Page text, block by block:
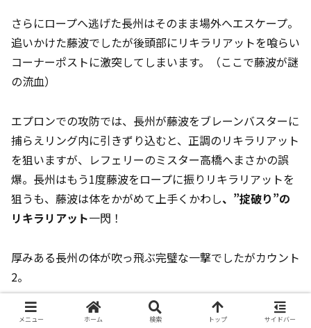
さらにロープへ逃げた長州はそのまま場外へエスケープ。
追いかけた藤波でしたが後頭部にリキラリアットを喰らい
コーナーポストに激突してしまいます。（ここで藤波が謎
の流血）
エプロンでの攻防では、長州が藤波をブレーンバスターに
捕らえリング内に引きずり込むと、正調のリキラリアット
を狙いますが、レフェリーのミスター高橋へまさかの誤
爆。長州はもう1度藤波をロープに振りリキラリアットを
狙うも、藤波は体をかがめて上手くかわし、”掟破り”の
リキラリアット一閃！
厚みある長州の体が吹っ飛ぶ完璧な一撃でしたがカウント
2。
長州は藤波の背後に回り、
ぶっこ抜きバックドロップ→サ
メニュー ホーム 検索 トップ サイドバー